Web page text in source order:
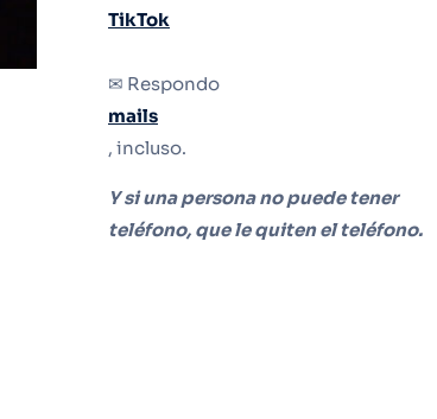
TikTok
✉ Respondo
mails
, incluso.
Y si una persona no puede tener
teléfono, que le quiten el teléfono.